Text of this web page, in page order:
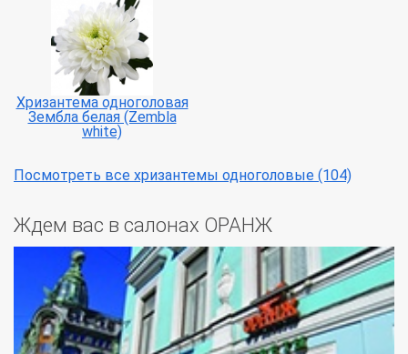
Хризантема одноголовая
Зембла белая (Zembla
white)
Посмотреть все хризантемы одноголовые (104)
Ждем вас в салонах ОРАНЖ